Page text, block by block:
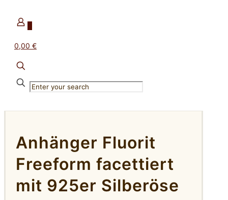
0,00 €
Anhänger Fluorit
Freeform facettiert
mit 925er Silberöse